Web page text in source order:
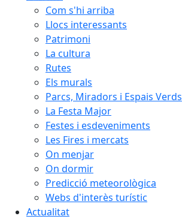
Com s'hi arriba
Llocs interessants
Patrimoni
La cultura
Rutes
Els murals
Parcs, Miradors i Espais Verds
La Festa Major
Festes i esdeveniments
Les Fires i mercats
On menjar
On dormir
Predicció meteorològica
Webs d'interès turístic
Actualitat